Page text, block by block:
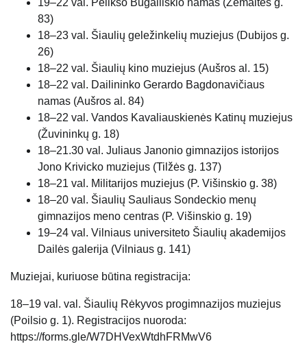
19–22 val. Pelikso Bugailiškio namas (Žemaitės g.
83)
18–23 val. Šiaulių geležinkelių muziejus (Dubijos g.
26)
18–22 val. Šiaulių kino muziejus (Aušros al. 15)
18–22 val. Dailininko Gerardo Bagdonavičiaus
namas (Aušros al. 84)
18–22 val. Vandos Kavaliauskienės Katinų muziejus
(Žuvininkų g. 18)
18–21.30 val. Juliaus Janonio gimnazijos istorijos
Jono Krivicko muziejus (Tilžės g. 137)
18–21 val. Militarijos muziejus (P. Višinskio g. 38)
18–20 val. Šiaulių Sauliaus Sondeckio menų
gimnazijos meno centras (P. Višinskio g. 19)
19–24 val. Vilniaus universiteto Šiaulių akademijos
Dailės galerija (Vilniaus g. 141)
Muziejai, kuriuose būtina registracija:
18–19 val. val. Šiaulių Rėkyvos progimnazijos muziejus
(Poilsio g. 1). Registracijos nuoroda:
https://forms.gle/W7DHVexWtdhFRMwV6